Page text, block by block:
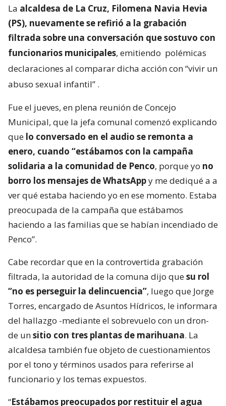
La alcaldesa de La Cruz, Filomena Navia Hevia
(PS), nuevamente se refirió a la grabación
filtrada sobre una conversación que sostuvo con
funcionarios municipales, emitiendo polémicas
declaraciones al comparar dicha acción con “vivir un
abuso sexual infantil” .
Fue el jueves, en plena reunión de Concejo
Municipal, que la jefa comunal comenzó explicando
que lo conversado en el audio se remonta a
enero, cuando “estábamos con la campaña
solidaria a la comunidad de Penco, porque yo no
borro los mensajes de WhatsAppy me dediqué a a
ver qué estaba haciendo yo en ese momento. Estaba
preocupada de la campaña que estábamos
haciendo a las familias que se habían incendiado de
Penco”.
Cabe recordar que en la controvertida grabación
filtrada, la autoridad de la comuna dijo quesu rol
“no es perseguir la delincuencia”, luego que Jorge
Torres, encargado de Asuntos Hídricos, le informara
del hallazgo -mediante el sobrevuelo con un dron-
de unsitio con tres plantas de marihuana. La
alcaldesa también fue objeto de cuestionamientos
por el tono y términos usados para referirse al
funcionario y los temas expuestos.
“Estábamos preocupados por restituir el agua